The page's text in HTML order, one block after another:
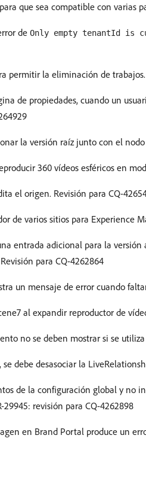
que sea compatible con varias
de Only empty tenantId is
permitir la eliminación de trabajos.
de propiedades, cuando un
la versión raíz junto con el
360 vídeos esféricos en
el origen. Revisión para CQ-
varios sitios para Experience
entrada adicional para la
para CQ-4262864
un mensaje de error cuando
al expandir reproductor de
no se deben mostrar si se
debe desasociar la
de la configuración global y no
revisión para CQ-4262898
en Brand Portal produce un